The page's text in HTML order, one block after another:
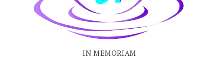
IN MEMORIAM